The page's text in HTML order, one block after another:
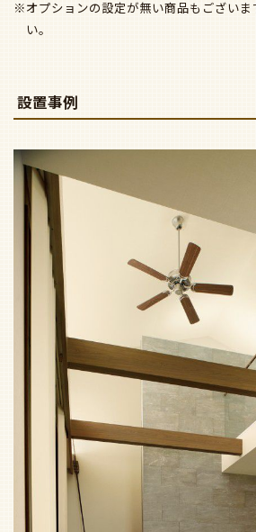
※オプションの設定が無い商品もございま
い。
設置事例